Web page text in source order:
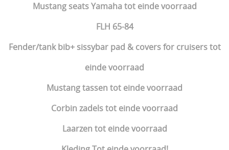
Mustang seats Yamaha tot einde voorraad
FLH 65-84
Fender/tank bib+ sissybar pad & covers for cruisers tot
einde voorraad
Mustang tassen tot einde voorraad
Corbin zadels tot einde voorraad
Laarzen tot einde voorraad